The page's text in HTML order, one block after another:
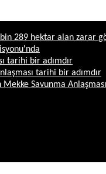
289 hektar alan zarar
tarihi bir adımdır
tarihi bir adımdır
Savunma Anlaşması